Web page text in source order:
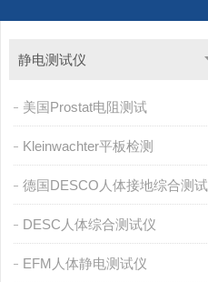
静电测试仪
美国Prostat电阻测试
Kleinwachter平板检测
德国DESCO人体接地综合测试
DESC人体综合测试仪
EFM人体静电测试仪